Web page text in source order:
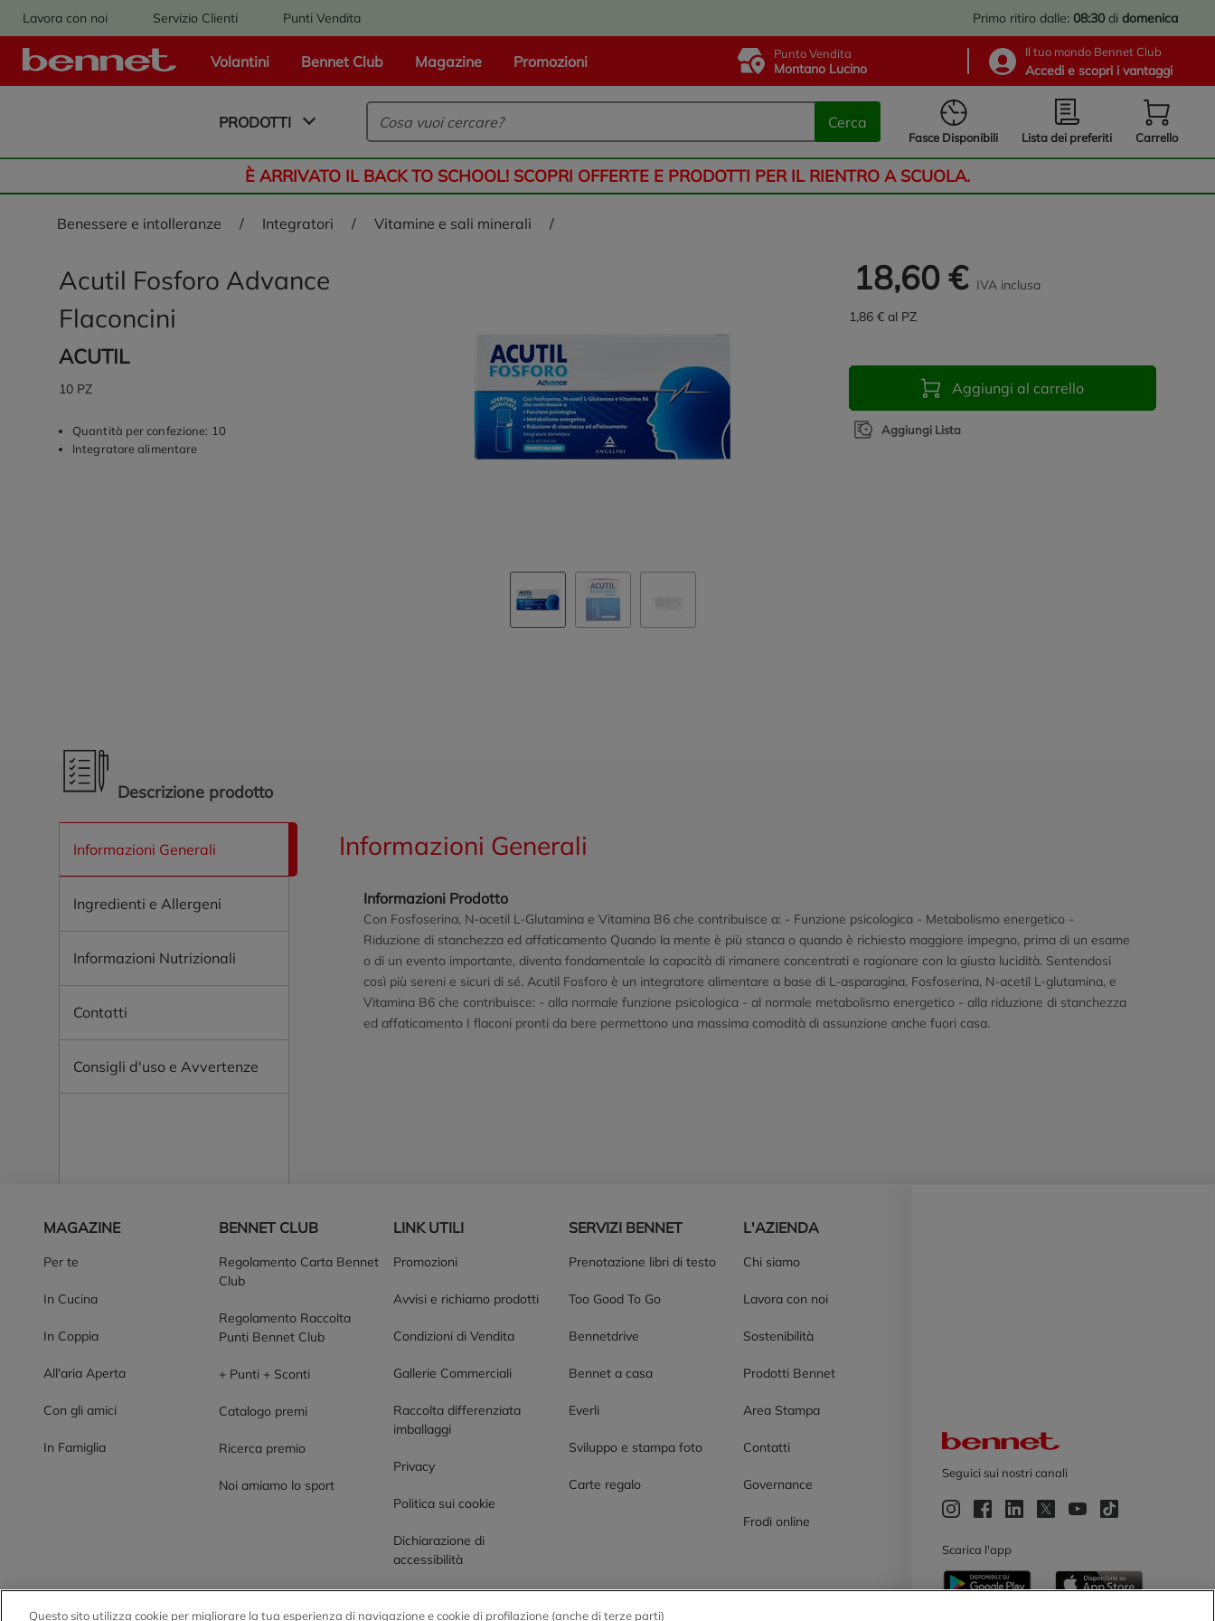
Lavora con noi Servizio Clienti Punti Vendita Primo ritiro dalle: 08:30 di domenica
Volantini Bennet Club Magazine Promozioni Punto Vendita
Montano Lucino
Il tuo mondo Bennet Club
Accedi e scopri i vantaggi
Logo Bennet - Torna alla homepage
PRODOTTI Cerca
Fasce Disponibili Lista dei preferiti Carrello
È ARRIVATO IL BACK TO SCHOOL! SCOPRI OFFERTE E PRODOTTI PER IL RIENTRO A SCUOLA.
benessere e intolleranze / integratori / vitamine e sali minerali /
Acutil Fosforo Advance
Flaconcini
ACUTIL
10 PZ
Quantità per confezione: 10
Integratore alimentare
18,60 € IVA inclusa
1,86 € al PZ
Aggiungi al carrello
Aggiungi Lista
Descrizione prodotto
Informazioni Generali
Ingredienti e Allergeni
Informazioni Nutrizionali
Contatti
Consigli d'uso e Avvertenze
Informazioni Generali
Informazioni Prodotto
Con Fosfoserina, N-acetil L-Glutamina e Vitamina B6 che contribuisce a: - Funzione psicologica - Metabolismo energetico -
Riduzione di stanchezza ed affaticamento Quando la mente è più stanca o quando è richiesto maggiore impegno, prima di un esame
o di un evento importante, diventa fondamentale la capacità di rimanere concentrati e ragionare con la giusta lucidità. Sentendosi
così più sereni e sicuri di sé. Acutil Fosforo è un integratore alimentare a base di L-asparagina, Fosfoserina, N-acetil L-glutamina, e
Vitamina B6 che contribuisce: - alla normale funzione psicologica - al normale metabolismo energetico - alla riduzione di stanchezza
ed affaticamento I flaconi pronti da bere permettono una massima comodità di assunzione anche fuori casa.
MAGAZINE
Per te
In Cucina
In Coppia
All'aria Aperta
Con gli amici
In Famiglia
BENNET CLUB
Regolamento Carta Bennet
Club
Regolamento Raccolta
Punti Bennet Club
+ Punti + Sconti
Catalogo premi
Ricerca premio
Noi amiamo lo sport
LINK UTILI
Promozioni
Avvisi e richiamo prodotti
Condizioni di Vendita
Gallerie Commerciali
Raccolta differenziata
imballaggi
Privacy
Politica sui cookie
Dichiarazione di
accessibilità
SERVIZI BENNET
Prenotazione libri di testo
Too Good To Go
Bennetdrive
Bennet a casa
Everli
Sviluppo e stampa foto
Carte regalo
L'AZIENDA
Chi siamo
Lavora con noi
Sostenibilità
Prodotti Bennet
Area Stampa
Contatti
Governance
Frodi online
Seguici sui nostri canali
Scarica l'app
Questo sito utilizza cookie per migliorare la tua esperienza di navigazione e cookie di profilazione (anche di terze parti)